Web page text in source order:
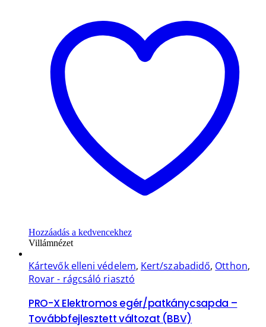
Hozzáadás a kedvencekhez
Villámnézet
Kártevők elleni védelem, Kert/szabadidő, Otthon,
Rovar - rágcsáló riasztó
PRO-X Elektromos egér/patkánycsapda –
Továbbfejlesztett változat (BBV)